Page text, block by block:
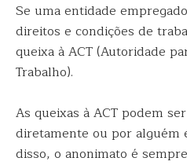
Se uma entidade
direitos e condições de
queixa à ACT (Autoridade
Trabalho).
As queixas à ACT podem
diretamente ou por alguém
disso, o anonimato é